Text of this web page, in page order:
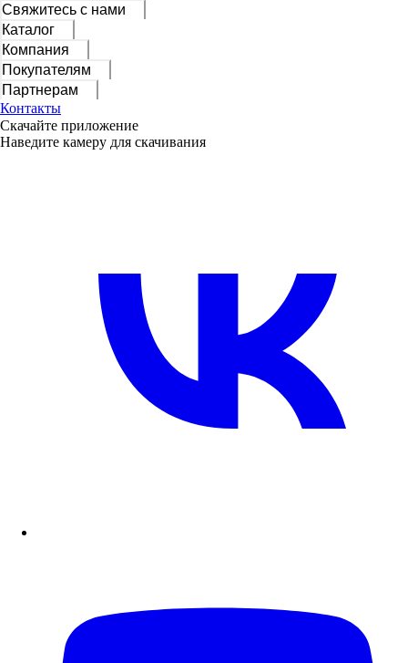
Свяжитесь с нами
Каталог
Компания
Покупателям
Партнерам
Контакты
Скачайте приложение
Наведите камеру для скачивания